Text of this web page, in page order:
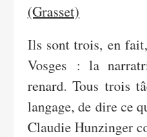
(Grasset)
Ils sont trois, en
Vosges : la
renard. Tous trois
langage, de dire ce
Claudie Hunzinger